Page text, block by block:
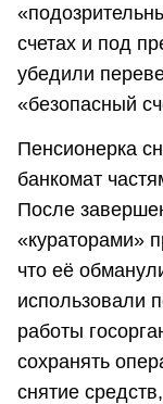
счетах и под
убедили
«безопасный
Пенсионерка
банкомат
После
«кураторами»
что её
использовали
работы
сохранять
снятие